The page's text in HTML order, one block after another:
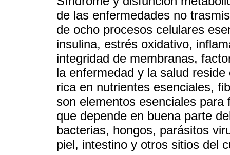
de las enfermedades no
de ocho procesos celulares
insulina, estrés oxidativo,
integridad de membranas,
la enfermedad y la salud
rica en nutrientes esenciales,
son elementos esenciales
que depende en buena parte
bacterias, hongos, parásitos
piel, intestino y otros sitios del